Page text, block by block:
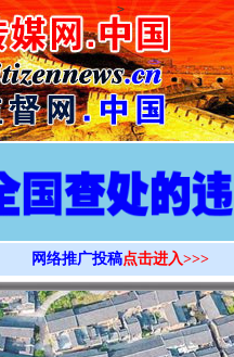
>
网络推广投稿点击进入>>>